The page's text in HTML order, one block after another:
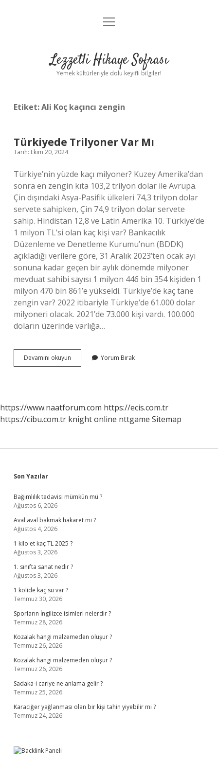
Anasayfa
Yasal Uyarı
menüyü
Lezzetli Hikaye Sofrası
Yemek kültürleriyle dolu keyifli bilgiler!
Etiket:Ali Koç kaçıncı zengin
Türkiyede Trilyoner Var Mı
Tarih: Ekim 20, 2024
Türkiye’nin yüzde kaçı milyoner? Kuzey Amerika’dan
sonra en zengin kıta 103,2 trilyon dolar ile Avrupa.
Çin dışındaki Asya-Pasifik ülkeleri 74,3 trilyon dolar
servete sahipken, Çin 74,9 trilyon dolar servete
sahip. Hindistan 12,8 ve Latin Amerika 10. Türkiye’de
1 milyon TL’si olan kaç kişi var? Bankacılık
Düzenleme ve Denetleme Kurumu’nun (BDDK)
açıkladığı verilere göre, 31 Aralık 2023’ten ocak ayı
sonuna kadar geçen bir aylık dönemde milyoner
mevduat sahibi sayısı 1 milyon 446 bin 354 kişiden 1
milyon 470 bin 861’e yükseldi. Türkiye’de kaç tane
zengin var? 2022 itibariyle Türkiye’de 61.000 dolar
milyoneri olacak. 2021’de 73.000 kişi vardı. 100.000
doların üzerinde varlığa…
Devamını okuyun Türkiyede
Trilyoner
Yorum Bırak
https://www.naatforum.com https://ecis.com.tr
https://cibu.com.tr knight online nttgame Sitemap
Sidebar
Son Yazılar
Bağımlılık tedavisi mümkün mü ?
Ağustos 6, 2026
Aval aval bakmak hakaret mi ?
Ağustos 4, 2026
1 kilo et kaç TL 2025 ?
Ağustos 3, 2026
1. sınıfta sanat nedir ?
Ağustos 3, 2026
1 kolide kaç su var ?
Temmuz 30, 2026
Sporların İngilizce isimleri nelerdir ?
Temmuz 28, 2026
Kozalak hangi malzemeden oluşur ?
Temmuz 26, 2026
Kozalak hangi malzemeden oluşur ?
Temmuz 26, 2026
Sadaka-i cariye ne anlama gelir ?
Temmuz 25, 2026
Karaciğer yağlanması olan bir kişi tahin yiyebilir mi ?
Temmuz 24, 2026